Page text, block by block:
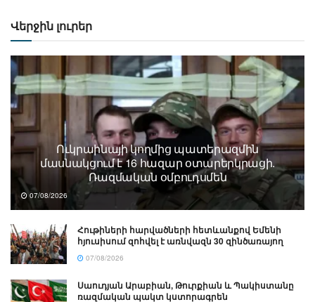
Վերջին լուրեր
Ուկրաինայի կողմից պատերազմին
մասնակցում է 16 հազար օտարերկրացի.
Ռազմական օմբուդսմեն
07/08/2026
Հութիների հարվածների հետևանքով Եմենի
հյուսիսում զոհվել է առնվազն 30 զինծառայող
07/08/2026
Սաուդյան Արաբիան, Թուրքիան և Պակիստանը
ռազմական պակտ կստորագրեն